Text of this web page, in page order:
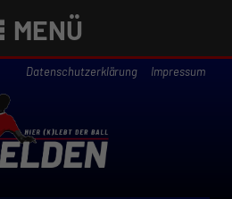
MENÜ
Datenschutzerklärung Impressum